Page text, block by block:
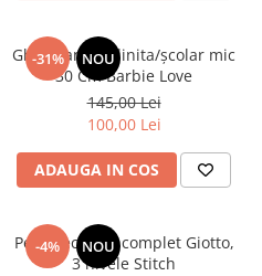
-31% NOU
Ghiozdan gradinita/școlar mic
30 Cm Barbie Love
145,00 Lei
100,00 Lei
ADAUGA IN COS
-4% NOU
Penar echipat complet Giotto,
3 nivele Stitch